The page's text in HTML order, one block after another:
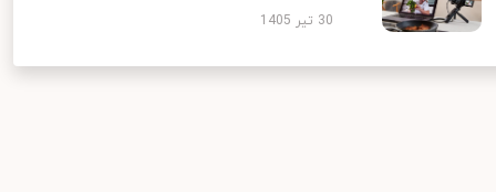
30 تیر 1405